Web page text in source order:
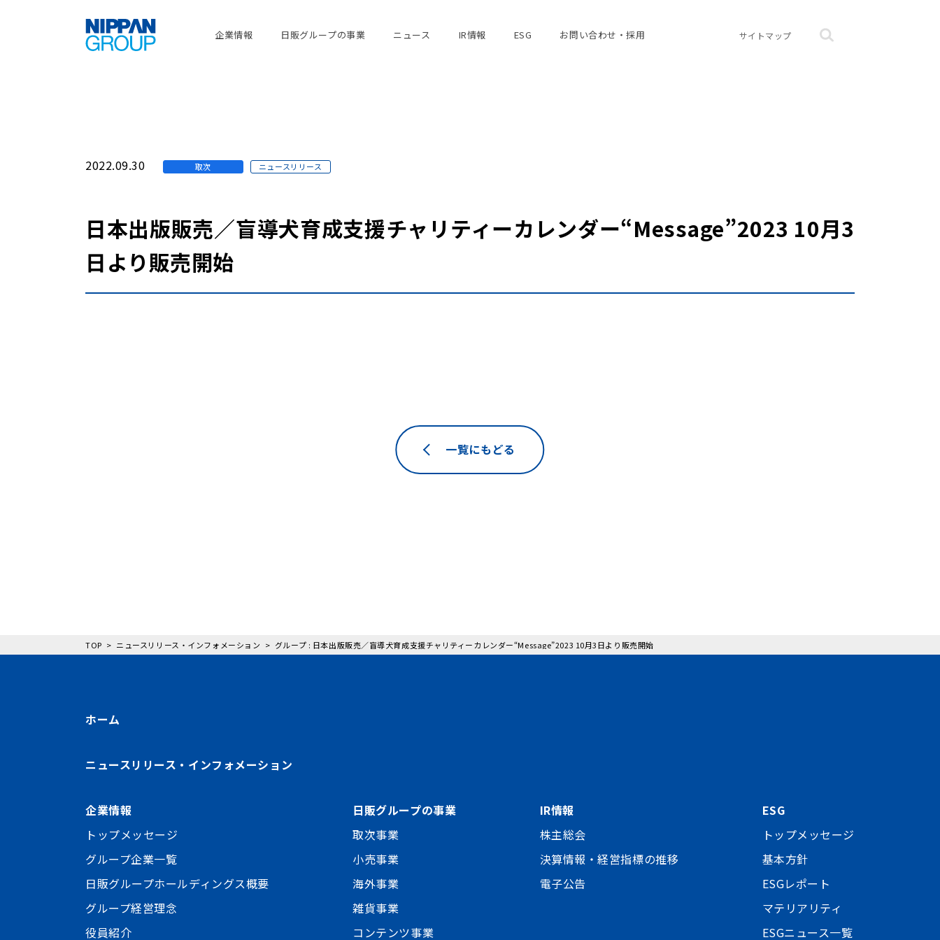
企業情報 日販グループの事業 ニュース IR情報 ESG お問い合わせ・採用 サイトマップ
2022.09.30 取次 ニュースリリース
日本出版販売／盲導犬育成支援チャリティーカレンダー“Message”2023 10月3
日より販売開始
一覧にもどる
TOP ニュースリリース・インフォメーション グループ : 日本出版販売／盲導犬育成支援チャリティーカレンダー“Message”2023 10月3日より販売開始
ホーム
ニュースリリース・インフォメーション
企業情報
トップメッセージ
グループ企業一覧
日販グループホールディングス概要
グループ経営理念
役員紹介
日販グループの事業
取次事業
小売事業
海外事業
雑貨事業
コンテンツ事業
IR情報
株主総会
決算情報・経営指標の推移
電子公告
ESG
トップメッセージ
基本方針
ESGレポート
マテリアリティ
ESGニュース一覧